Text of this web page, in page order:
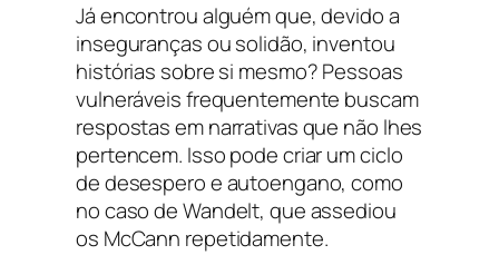
Já encontrou alguém que, devido a
inseguranças ou solidão, inventou
histórias sobre si mesmo? Pessoas
vulneráveis frequentemente buscam
respostas em narrativas que não lhes
pertencem. Isso pode criar um ciclo
de desespero e autoengano, como
no caso de Wandelt, que assediou
os McCann repetidamente.